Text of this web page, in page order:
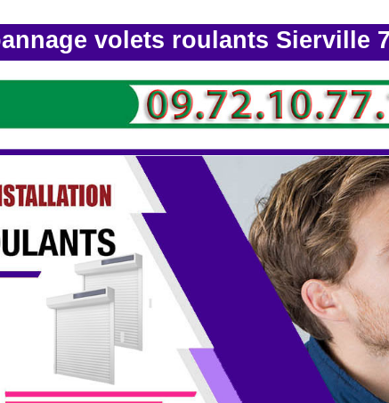
volets roulants Sierville